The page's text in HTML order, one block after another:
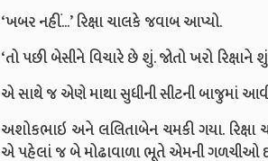
‘ખબર નહીં...’રિક્ષા ચાલકે જવાબ આપ્યો.
‘તો પછી બેસીને વિચારે છે શું. જોતો ખરો રિક્ષાને
એ સાથે જ એણે માથા સુધીની સીટની બાજુમાં
અશોકભાઇ અને લલિતાબેન ચમકી ગયા. રિક્ષા
એ પહેલાં જબે મોઢાવાળા ભૂતે એમની ગળચીઓ